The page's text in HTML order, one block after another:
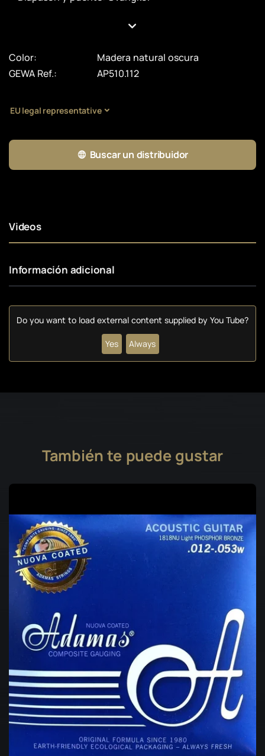
Color:
Madera natural oscura
GEWA Ref.:
AP510.112
EU legal representative
Buscar un distribuidor
Videos
Información adicional
Do you want to load external content supplied by You Tube?
Yes Always
También te puede gustar